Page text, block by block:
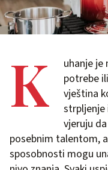
K
uhanje je
potrebe
vještina
strpljenje
vjeruju
posebnim talentom,
sposobnosti mogu